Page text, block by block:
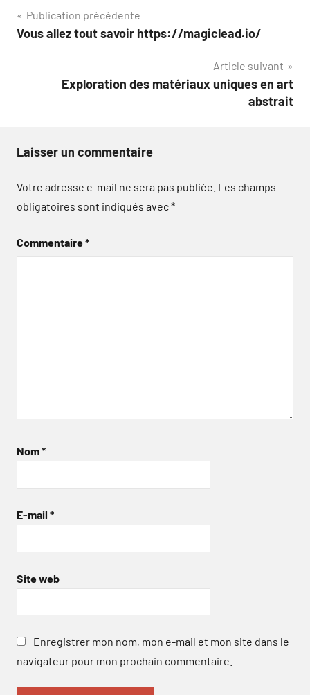
Navigation
de
Publication précédente
Vous allez tout savoir https://magiclead.io/
Article suivant
Exploration des matériaux uniques en art
abstrait
Laisser un commentaire
Votre adresse e-mail ne sera pas publiée. Les champs
obligatoires sont indiqués avec*
Commentaire*
Nom*
E-mail *
Site web
Enregistrer mon nom, mon e-mail et mon site dans le
navigateur pour mon prochain commentaire.